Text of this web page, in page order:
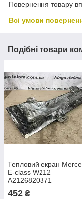
Повернення товару
Всі умови
Подібні товари
Тепловий екран
E-class W212
A2126820371
452 ₴